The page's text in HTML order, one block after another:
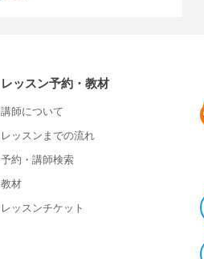
レッスン予約・教材
講師について
レッスンまでの流れ
予約・講師検索
教材
レッスンチケット